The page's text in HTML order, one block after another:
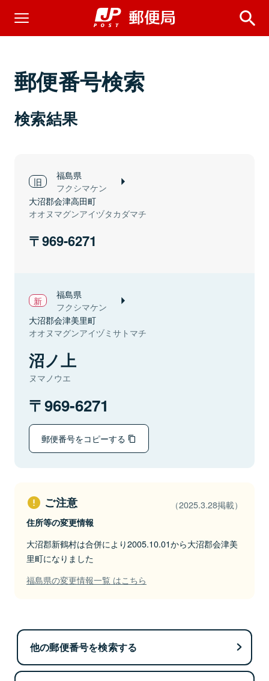
郵便番号検索
検索結果
福島県
フクシマケン
大沼郡会津高田町
オオヌマグンアイヅタカダマチ
969-6271
福島県
フクシマケン
大沼郡会津美里町
オオヌマグンアイヅミサトマチ
沼ノ上
ヌマノウエ
969-6271
郵便番号をコピーする
ご注意 （2025.3.28掲載）
住所等の変更情報
大沼郡新鶴村は合併により2005.10.01から大沼郡会津美
里町になりました
福島県の変更情報一覧 はこちら
他の郵便番号を検索する